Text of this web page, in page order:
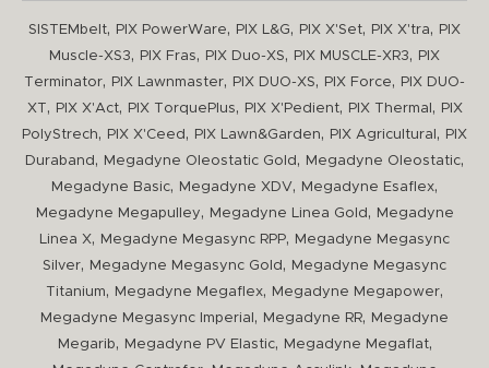
SISTEMbelt, PIX PowerWare, PIX L&G, PIX X'Set, PIX X'tra,
PIX
Muscle-XS3, PIX Fras, PIX Duo-XS, PIX MUSCLE-XR3,
PIX
Terminator, PIX Lawnmaster, PIX DUO-XS, PIX Force,
PIX DUO-
XT, PIX X'Act, PIX TorquePlus, PIX X'Pedient, PIX Thermal ,
PIX
PolyStrech, PIX X'Ceed , PIX Lawn&Garden, PIX Agricultural ,
PIX
Duraband , Megadyne Oleostatic Gold , Megadyne Oleostatic,
Megadyne Basic, Megadyne XDV, Megadyne Esaflex,
Megadyne Megapulley, Megadyne Linea Gold ,
Megadyne
Linea X, Megadyne Megasync RPP,
Megadyne Megasync
Silver, Megadyne Megasync Gold ,
Megadyne Megasync
Titanium, Megadyne Megaflex, Megadyne Megapower,
Megadyne Megasync Imperial , Megadyne RR,
Megadyne
Megarib, Megadyne PV Elastic, Megadyne Megaflat,